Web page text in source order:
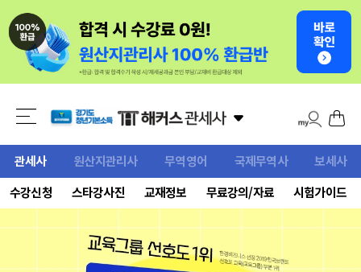
관세사 원산지관리사 무역영어 국제무역사 보세사
수강신청 스타강사진 교재정보 무료강의/자료 시험가이드